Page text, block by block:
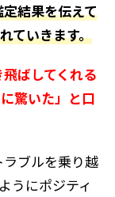
結果を伝えて
ていきます。
ばしてくれる
驚いた」と口
ブルを乗り越
うにポジティ